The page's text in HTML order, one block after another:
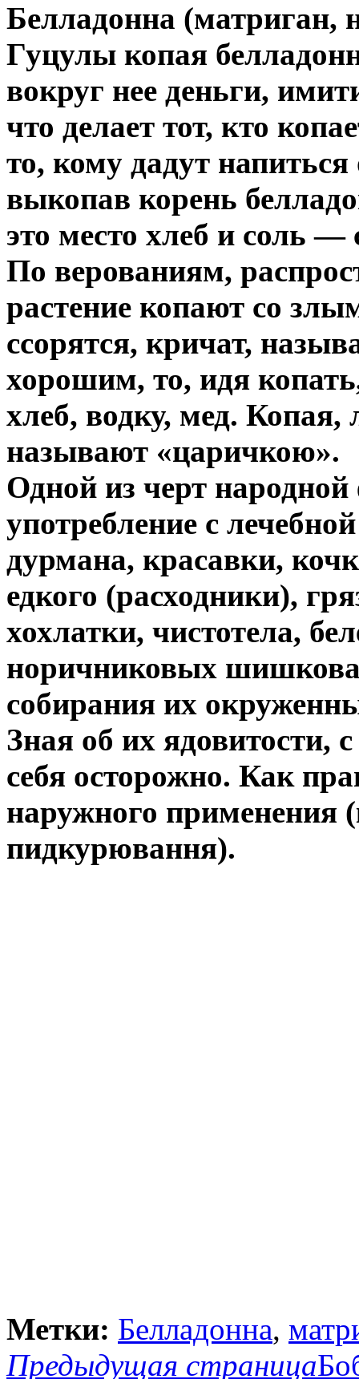
Белладонна (матриган,
Гуцулы копая
вокруг нее деньги,
что делает тот, кто
то, кому дадут
выкопав корень
это место хлеб и соль —
По верованиям,
растение копают со
ссорятся, кричат,
хорошим, то, идя
хлеб, водку, мед.
называют «царичкою».
Одной из черт
употребление с
дурмана, красавки,
едкого (расходники),
хохлатки, чистотела,
норичниковых
собирания их
Зная об их ядовитости,
себя осторожно. Как
наружного применения
пидкурювання).
Метки: Белладонна,
Предыдущая страница